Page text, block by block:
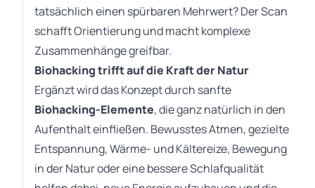
tatsächlich einen spürbaren Mehrwert? Der Scan
schafft Orientierung und macht komplexe
Zusammenhänge greifbar.
Biohacking trifft auf die Kraft der Natur
Ergänzt wird das Konzept durch sanfte
Biohacking-Elemente, die ganz natürlich in den
Aufenthalt einfließen. Bewusstes Atmen, gezielte
Entspannung, Wärme- und Kältereize, Bewegung
in der Natur oder eine bessere Schlafqualität